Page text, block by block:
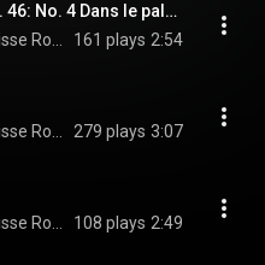
Peer Gynt-Suite No. 1, Op. 46: No. 4 Dans le palais du roi de la montagne
161 plays 2:54
279 plays 3:07
108 plays 2:49